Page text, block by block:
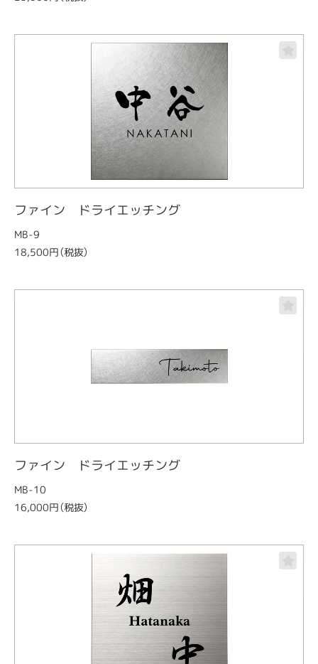
ファイン ドライエッチング
MB-9
18,500円（税抜）
ファイン ドライエッチング
MB-10
16,000円（税抜）